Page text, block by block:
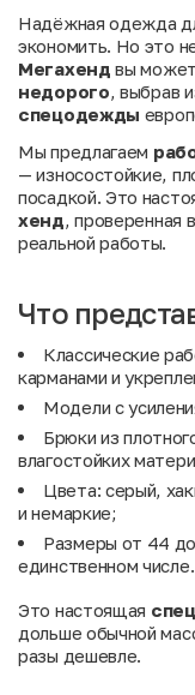
Надёжная одежда
экономить. Но это
Мегахенд вы
недорого, выбрав
спецодежды
Мы предлагаем
— износостойкие,
посадкой. Это
хенд, проверенная
реальной работы.
Что
Классические
карманами и
Модели с
Брюки из
влагостойких
Цвета: серый,
и немаркие;
Размеры от 44
единственном числе.
Это настоящая
дольше обычной
разы дешевле.